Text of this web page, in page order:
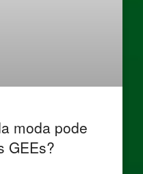
moda pode
GEEs?